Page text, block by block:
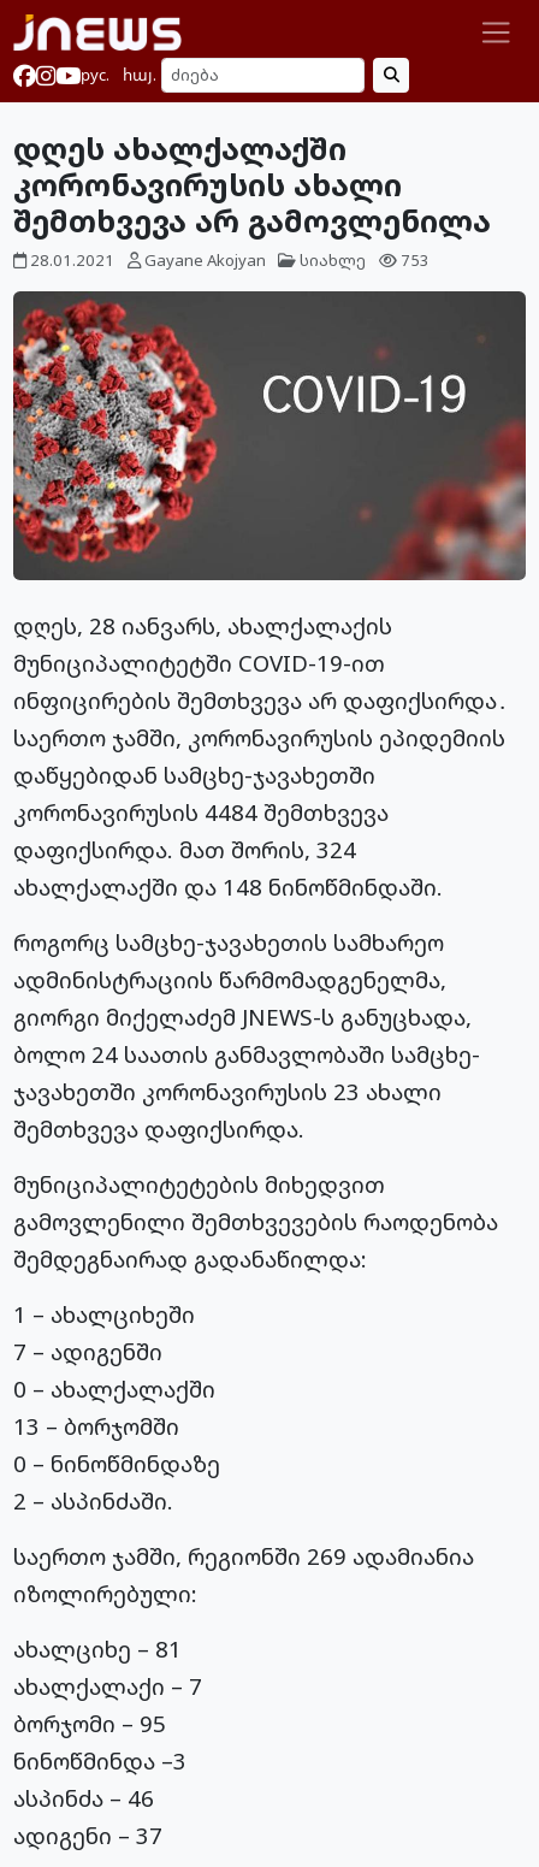
рус. հայ.
დღეს ახალქალაქში
კორონავირუსის ახალი
შემთხვევა არ გამოვლენილა
28.01.2021 Gayane Akojyan სიახლე 753
დღეს, 28 იანვარს, ახალქალაქის
მუნიციპალიტეტში COVID-19-ით
ინფიცირების შემთხვევა არ დაფიქსირდა․
საერთო ჯამში, კორონავირუსის ეპიდემიის
დაწყებიდან სამცხე-ჯავახეთში
კორონავირუსის 4484 შემთხვევა
დაფიქსირდა. მათ შორის, 324
ახალქალაქში და 148 ნინოწმინდაში.
როგორც სამცხე-ჯავახეთის სამხარეო
ადმინისტრაციის წარმომადგენელმა,
გიორგი მიქელაძემ JNEWS-ს განუცხადა,
ბოლო 24 საათის განმავლობაში სამცხე-
ჯავახეთში კორონავირუსის 23 ახალი
შემთხვევა დაფიქსირდა.
მუნიციპალიტეტების მიხედვით
გამოვლენილი შემთხვევების რაოდენობა
შემდეგნაირად გადანაწილდა:
1 – ახალციხეში
7 – ადიგენში
0 – ახალქალაქში
13 – ბორჯომში
0 – ნინოწმინდაზე
2 – ასპინძაში.
საერთო ჯამში, რეგიონში 269 ადამიანია
იზოლირებული:
ახალციხე – 81
ახალქალაქი – 7
ბორჯომი – 95
ნინოწმინდა –3
ასპინძა – 46
ადიგენი – 37